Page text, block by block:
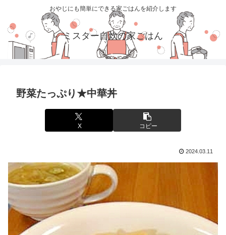
おやじにも簡単にできる家ごはんを紹介します
ミスター自炊の家ごはん
野菜たっぷり★中華丼
X コピー
2024.03.11